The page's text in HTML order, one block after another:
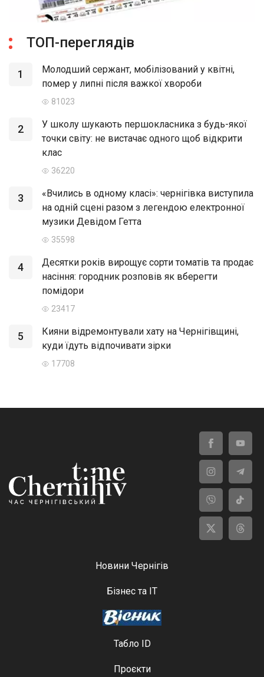
ТОП-переглядів
1
Молодший сержант, мобілізований у квітні,
помер у липні після важкої хвороби
81023
2
У школу шукають першокласника з будь-якої
точки світу: не вистачає одного щоб відкрити
клас
36220
3
«Вчились в одному класі»: чернігівка виступила
на одній сцені разом з легендою електронної
музики Девідом Гетта
35598
4
Десятки років вирощує сорти томатів та продає
насіння: городник розповів як вберегти
помідори
23417
5
Кияни відремонтували хату на Чернігівщині,
куди їдуть відпочивати зірки
17708
Новини Чернігів
Бізнес та ІТ
Табло ID
Проєкти